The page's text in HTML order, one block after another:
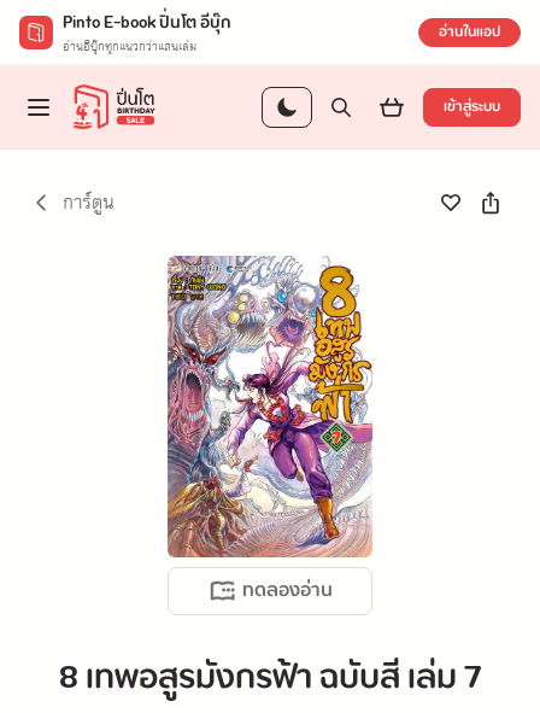
Pinto E-book ปิ่นโต อีบุ๊ก
อ่านอีบุ๊กทุกแนวกว่าแสนเล่ม อ่านในแอป
เข้าสู่ระบบ
การ์ตูน
ทดลองอ่าน
8 เทพอสูรมังกรฟ้า ฉบับสี เล่ม 7